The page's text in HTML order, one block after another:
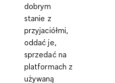
dobrym
stanie z
przyjaciółmi,
oddać je,
sprzedać na
platformach z
używaną